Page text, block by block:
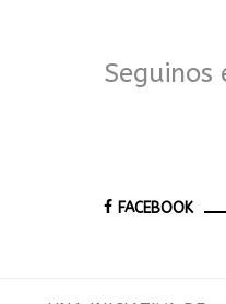
Seguinos
FACEBOOK